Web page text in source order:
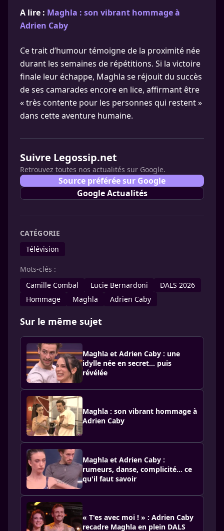
A lire : Maghla : son vibrant hommage à
Adrien Caby
Ce trait d’humour témoigne de la proximité née
durant les semaines de répétitions. Si la victoire
finale leur échappe, Maghla se réjouit du succès
de ses camarades encore en lice, affirmant être
« très contente pour les personnes qui restent »
dans cette aventure humaine.
Suivre Legossip.net
Retrouvez toutes nos actualités sur Google.
Source préférée sur Google
Google Actualités
CATÉGORIE
Télévision
Mots-clés :
Camille Combal
Lucie Bernardoni
DALS 2026
Hommage
Maghla Adrien Caby
Sur le même sujet
Maghla et Adrien Caby : une
idylle née en secret… puis
révélée
Maghla : son vibrant hommage à
Adrien Caby
Maghla et Adrien Caby :
rumeurs, danse, complicité… ce
qu'il faut savoir
« T'es avec moi ! » : Adrien Caby
recadre Maghla en plein DALS